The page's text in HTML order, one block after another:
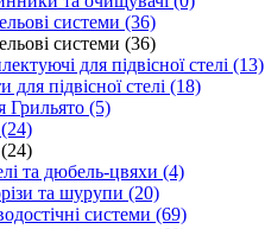
системи (36)
системи (36)
для підвісної стелі (13)
для підвісної стелі (18)
Грильято (5)
та дюбель-цвяхи (4)
та шурупи (20)
системи (69)